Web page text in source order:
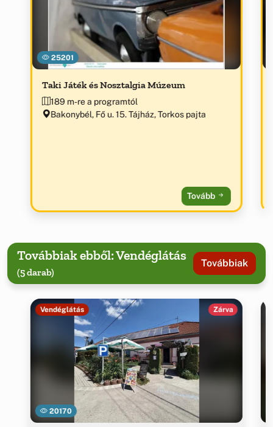
25201
Taki Játék és Nosztalgia Múzeum
189 m-re a programtól
Bakonybél, Fő u. 15. Tájház, Torkos pajta
Tovább
Továbbiak ebből: Vendéglátás
(5 darab)
Továbbiak
20170
Vendéglátás Zárva